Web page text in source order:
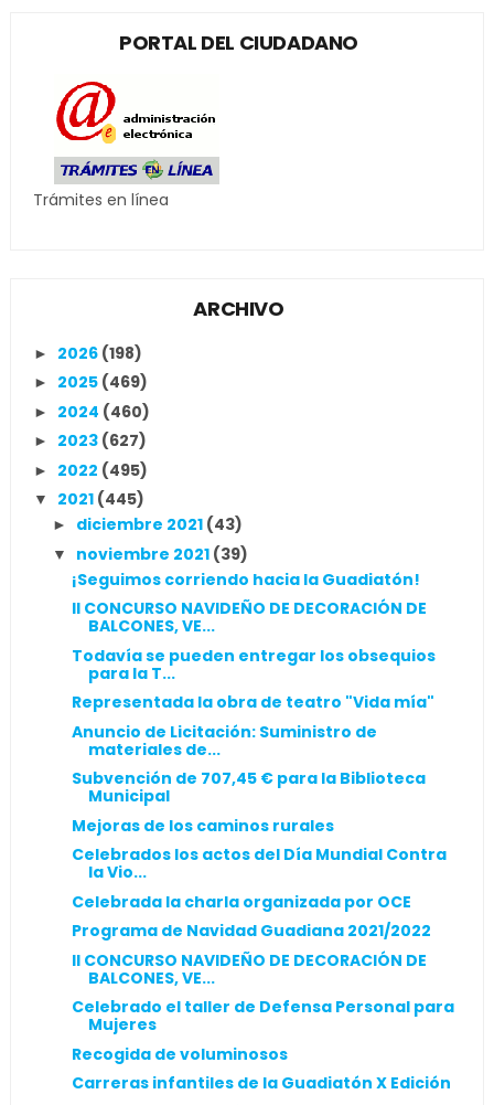
PORTAL DEL CIUDADANO
Trámites en línea
ARCHIVO
► 2026 (198)
► 2025 (469)
► 2024 (460)
► 2023 (627)
► 2022 (495)
▼ 2021 (445)
► diciembre 2021 (43)
▼ noviembre 2021 (39)
¡Seguimos corriendo hacia la Guadiatón!
II CONCURSO NAVIDEÑO DE DECORACIÓN DE
BALCONES, VE...
Todavía se pueden entregar los obsequios
para la T...
Representada la obra de teatro "Vida mía"
Anuncio de Licitación: Suministro de
materiales de...
Subvención de 707,45 € para la Biblioteca
Municipal
Mejoras de los caminos rurales
Celebrados los actos del Día Mundial Contra
la Vio...
Celebrada la charla organizada por OCE
Programa de Navidad Guadiana 2021/2022
II CONCURSO NAVIDEÑO DE DECORACIÓN DE
BALCONES, VE...
Celebrado el taller de Defensa Personal para
Mujeres
Recogida de voluminosos
Carreras infantiles de la Guadiatón X Edición